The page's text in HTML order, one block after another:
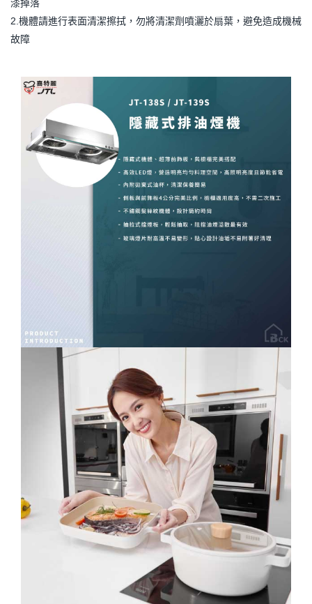
漆掉落
2.機體請進行表面清潔擦拭，勿將清潔劑噴灑於扇葉，避免造成機械
故障